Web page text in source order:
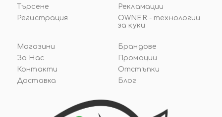
Търсене
Регистрация
Рекламации
OWNER - технологии
за куки
Магазини
За Нас
Контакти
Доставка
Брандове
Промоции
Отстъпки
Блог